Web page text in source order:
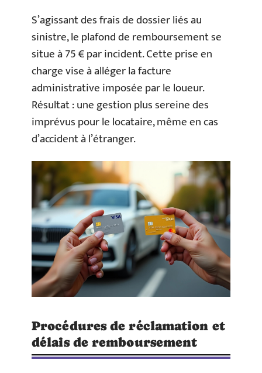
S’agissant des frais de dossier liés au
sinistre, le plafond de remboursement se
situe à 75 € par incident. Cette prise en
charge vise à alléger la facture
administrative imposée par le loueur.
Résultat : une gestion plus sereine des
imprévus pour le locataire, même en cas
d’accident à l’étranger.
Procédures de réclamation et
délais de remboursement